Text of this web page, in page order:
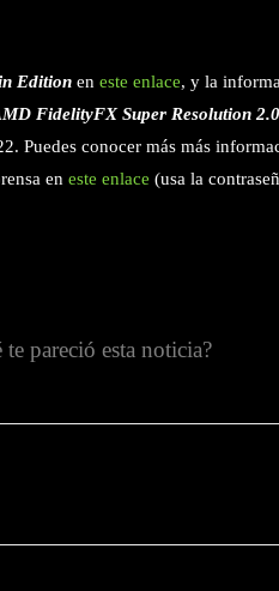
Edition en este enlace, y la
FidelityFX Super Resolution 2.0
Puedes conocer más más
en este enlace (usa la
te pareció esta noticia?